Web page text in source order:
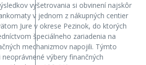
vyšetrovania si obvinení najskôr
v jednom z nákupných centier
Jure v okrese Pezinok, do ktorých
špeciálneho zariadenia na
mechanizmov napojili. Týmto
výbery finančných